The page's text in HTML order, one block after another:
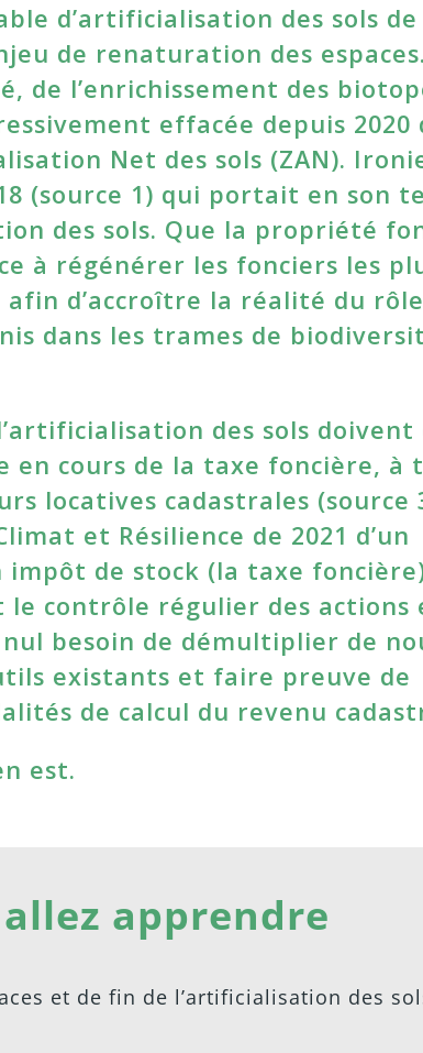
d’artificialisation des sols de
de renaturation des
de l’enrichissement des
effacée depuis
Net des sols (ZAN).
(source 1) qui portait en son
des sols. Que la propriété
à régénérer les fonciers les
d’accroître la réalité du rôle
dans les trames de
des sols
cours de la taxe foncière, à
locatives cadastrales (source
et Résilience de 2021 d’un
de stock (la taxe
le contrôle régulier des actions
besoin de démultiplier de
existants et faire preuve de
de calcul du revenu
est.
apprendre
et de fin de l’artificialisation des